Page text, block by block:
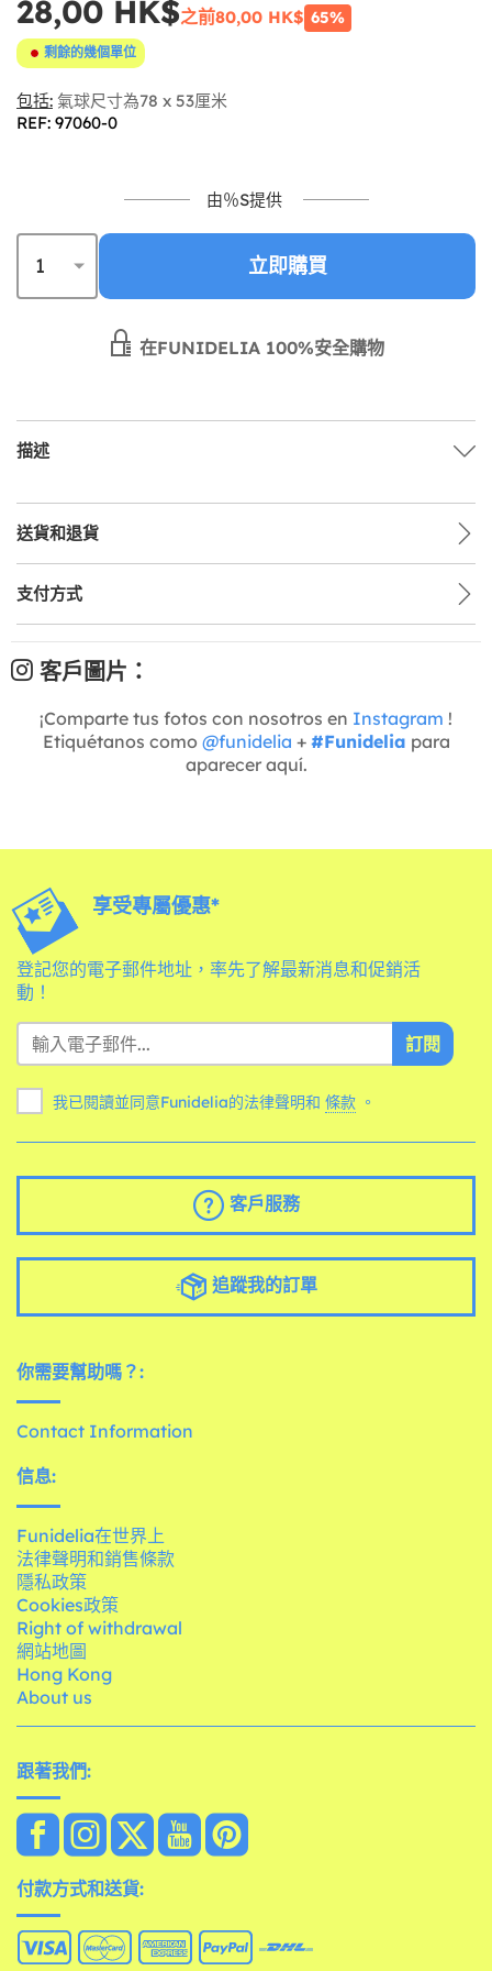
28,00 HK$之前80,00 HK$ 65%
剩餘的幾個單位
包括: 氣球尺寸為78 x 53厘米
REF: 97060-0
由％S提供
立即購買
在FUNIDELIA 100%安全購物
描述
送貨和退貨
支付方式
客戶圖片：
¡Comparte tus fotos con nosotros en Instagram !
Etiquétanos como @funidelia + #Funidelia para
aparecer aquí.
享受專屬優惠*
登記您的電子郵件地址，率先了解最新消息和促銷活
動！
訂閱
我已閱讀並同意Funidelia的法律聲明和 條款 。
客戶服務
追蹤我的訂單
你需要幫助嗎？:
Contact Information
信息:
Funidelia在世界上
法律聲明和銷售條款
隱私政策
Cookies政策
Right of withdrawal
網站地圖
Hong Kong
About us
跟著我們:
付款方式和送貨: